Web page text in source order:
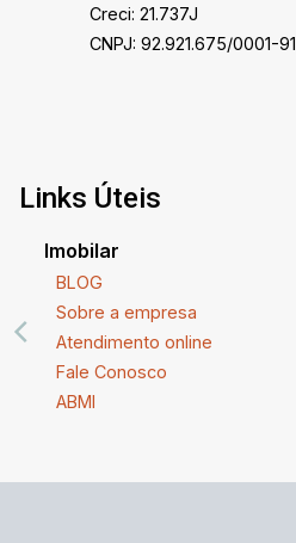
Creci: 21.737J
CNPJ: 92.921.675/0001-91
Links Úteis
Imobilar
BLOG
Sobre a empresa
Atendimento online
Fale Conosco
ABMI